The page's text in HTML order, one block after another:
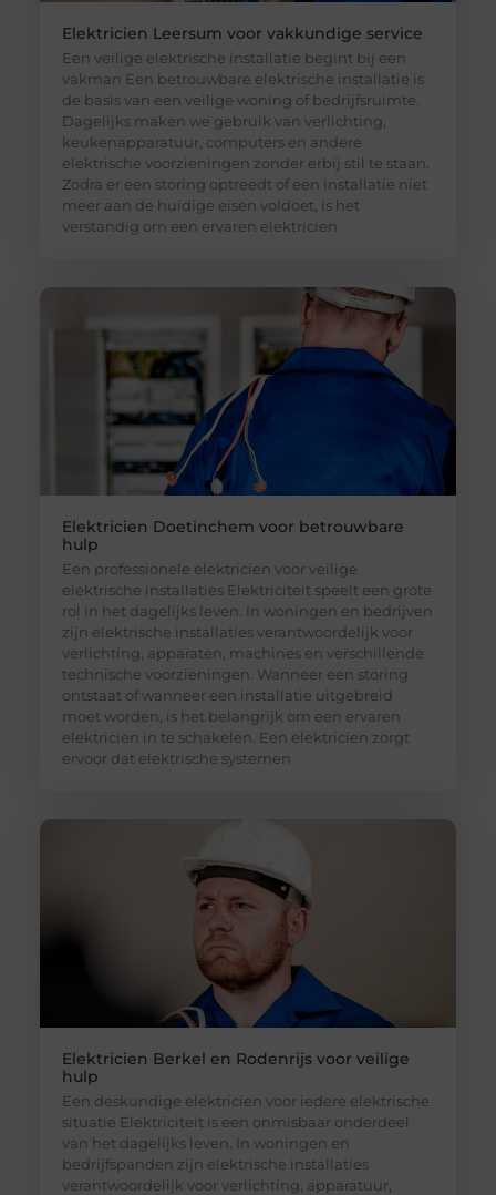
Elektricien Leersum voor vakkundige service
Een veilige elektrische installatie begint bij een
vakman Een betrouwbare elektrische installatie is
de basis van een veilige woning of bedrijfsruimte.
Dagelijks maken we gebruik van verlichting,
keukenapparatuur, computers en andere
elektrische voorzieningen zonder erbij stil te staan.
Zodra er een storing optreedt of een installatie niet
meer aan de huidige eisen voldoet, is het
verstandig om een ervaren elektricien
Elektricien Doetinchem voor betrouwbare
hulp
Een professionele elektricien voor veilige
elektrische installaties Elektriciteit speelt een grote
rol in het dagelijks leven. In woningen en bedrijven
zijn elektrische installaties verantwoordelijk voor
verlichting, apparaten, machines en verschillende
technische voorzieningen. Wanneer een storing
ontstaat of wanneer een installatie uitgebreid
moet worden, is het belangrijk om een ervaren
elektricien in te schakelen. Een elektricien zorgt
ervoor dat elektrische systemen
Elektricien Berkel en Rodenrijs voor veilige
hulp
Een deskundige elektricien voor iedere elektrische
situatie Elektriciteit is een onmisbaar onderdeel
van het dagelijks leven. In woningen en
bedrijfspanden zijn elektrische installaties
verantwoordelijk voor verlichting, apparatuur,